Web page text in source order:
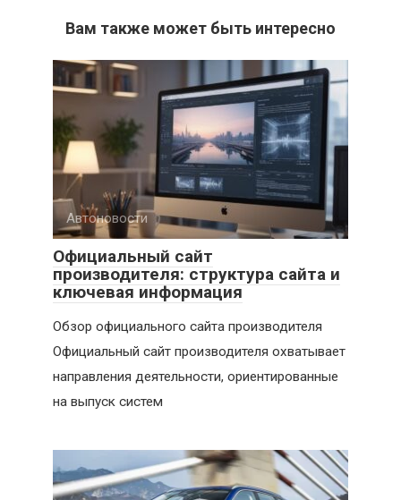
Вам также может быть интересно
Автоновости
Официальный сайт
производителя: структура сайта и
ключевая информация
Обзор официального сайта производителя
Официальный сайт производителя охватывает
направления деятельности, ориентированные
на выпуск систем